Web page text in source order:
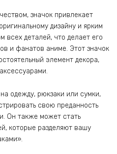
значок привлекает
дизайну и ярким
всех деталей, что делает его
и фанатов аниме. Этот значок
элемент декора,
одежду, рюкзаки или сумки,
свою преданность
Он также может стать
которые разделяют вашу